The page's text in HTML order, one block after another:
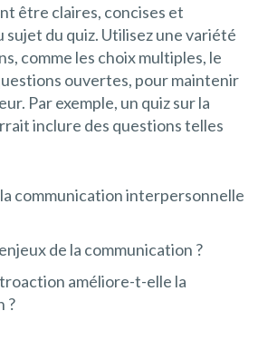
être claires, concises et
du quiz. Utilisez une variété
comme les choix multiples, le
ouvertes, pour maintenir
Par exemple, un quiz sur la
inclure des questions telles
communication interpersonnelle
de la communication ?
améliore-t-elle la
?